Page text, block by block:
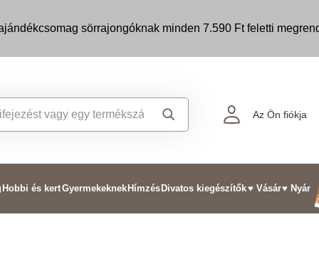
sörrajongóknak minden 7.590 Ft feletti
Az Ön fiókja
Hobbi és kertGyermekeknek Hímzés Divatos kiegészítők♥ Vásár♥ Nyár